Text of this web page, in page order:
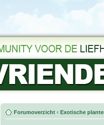
Forumoverzicht ‹ Exotische